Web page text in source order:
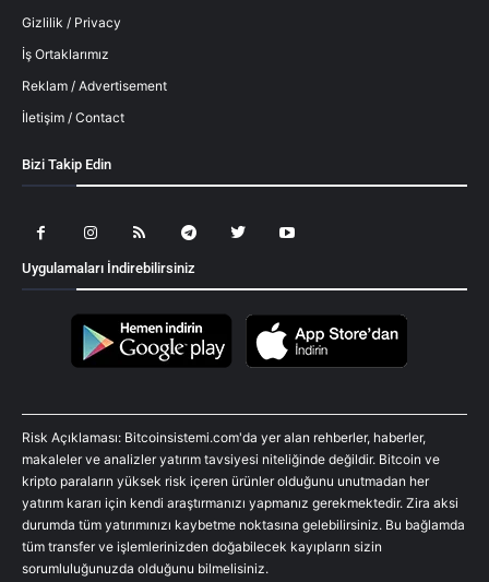
Gizlilik / Privacy
İş Ortaklarımız
Reklam / Advertisement
İletişim / Contact
Bizi Takip Edin
Uygulamaları İndirebilirsiniz
Risk Açıklaması: Bitcoinsistemi.com'da yer alan rehberler, haberler,
makaleler ve analizler yatırım tavsiyesi niteliğinde değildir. Bitcoin ve
kripto paraların yüksek risk içeren ürünler olduğunu unutmadan her
yatırım kararı için kendi araştırmanızı yapmanız gerekmektedir. Zira aksi
durumda tüm yatırımınızı kaybetme noktasına gelebilirsiniz. Bu bağlamda
tüm transfer ve işlemlerinizden doğabilecek kayıpların sizin
sorumluluğunuzda olduğunu bilmelisiniz.